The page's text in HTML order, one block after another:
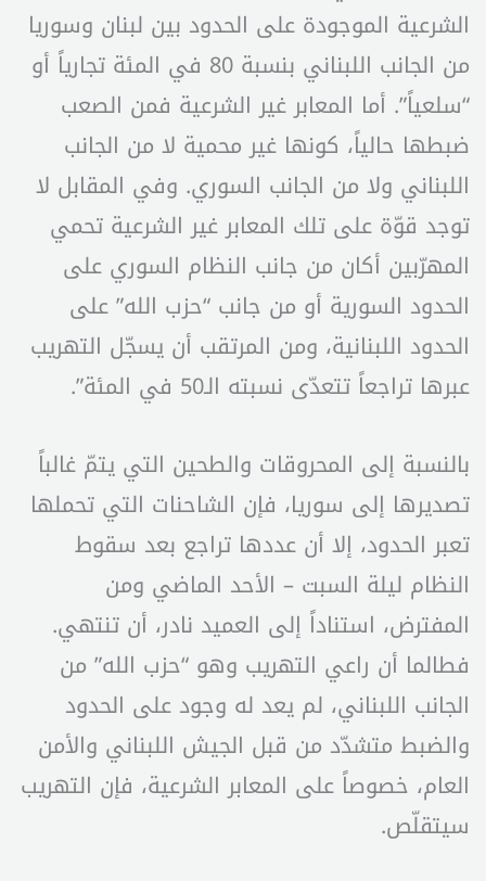
الشرعية الموجودة على الحدود بين لبنان وسوريا
من الجانب اللبناني بنسبة 80 في المئة تجارياً أو
“سلعياً”. أما المعابر غير الشرعية فمن الصعب
ضبطها حالياً، كونها غير محمية لا من الجانب
اللبناني ولا من الجانب السوري. وفي المقابل لا
توجد قوّة على تلك المعابر غير الشرعية تحمي
المهرّبين أكان من جانب النظام السوري على
الحدود السورية أو من جانب “حزب الله” على
الحدود اللبنانية، ومن المرتقب أن يسجّل التهريب
عبرها تراجعاً تتعدّى نسبته الـ50 في المئة”.
بالنسبة إلى المحروقات والطحين التي يتمّ غالباً
تصديرها إلى سوريا، فإن الشاحنات التي تحملها
تعبر الحدود، إلا أن عددها تراجع بعد سقوط
النظام ليلة السبت – الأحد الماضي ومن
المفترض، استناداً إلى العميد نادر، أن تنتهي.
فطالما أن راعي التهريب وهو “حزب الله” من
الجانب اللبناني، لم يعد له وجود على الحدود
والضبط متشدّد من قبل الجيش اللبناني والأمن
العام، خصوصاً على المعابر الشرعية، فإن التهريب
سيتقلّص.